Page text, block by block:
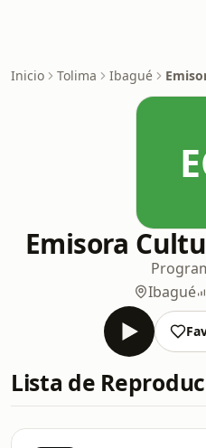
Inicio Tolima Ibagué
Emisora
Ibagué
Lista de